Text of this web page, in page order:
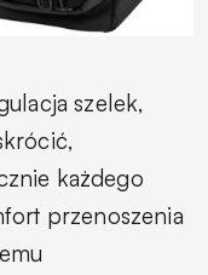
szelek,
każdego
przenoszenia